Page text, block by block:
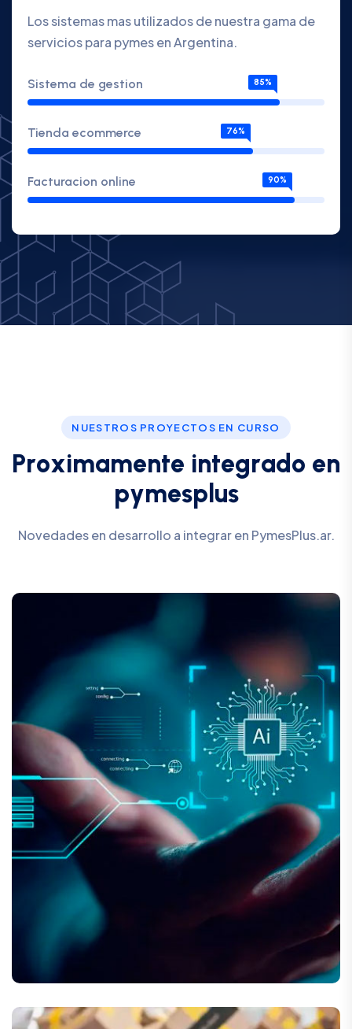
Los sistemas mas utilizados de nuestra gama de
servicios para pymes en Argentina.
Sistema de gestion 85%
Tienda ecommerce 76%
Facturacion online 90%
NUESTROS PROYECTOS EN CURSO
Proximamente integrado en
pymesp us
Novedades en desarrollo a integrar en PymesPlus.ar.